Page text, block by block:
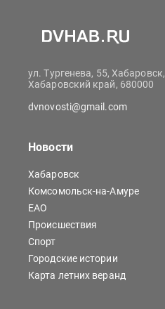
ул. Тургенева, 55, Хабаровск,
Хабаровский край, 680000
dvnovosti@gmail.com
Новости
Хабаровск
Комсомольск-на-Амуре
ЕАО
Происшествия
Спорт
Городские истории
Карта летних веранд